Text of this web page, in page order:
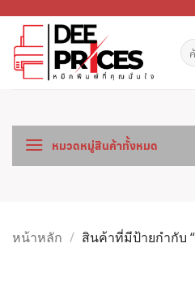
เนื้อหา
ค้น
หมวดหมู่สินค้าทั้งหมด
หน้าหลัก / สินค้าที่มีป้ายกำกับ